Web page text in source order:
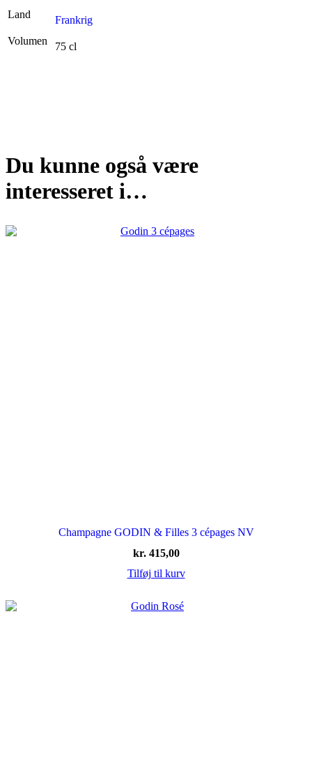
Land
Frankrig
Volumen
75 cl
Du kunne også være
interesseret i…
Champagne GODIN & Filles 3 cépages NV
kr.415,00
Tilføj til kurv